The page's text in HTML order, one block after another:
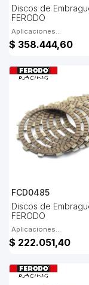
Discos de
FERODO
Aplicaciones...
$ 358.444,60
FCD0485
Discos de
FERODO
Aplicaciones...
$ 222.051,40